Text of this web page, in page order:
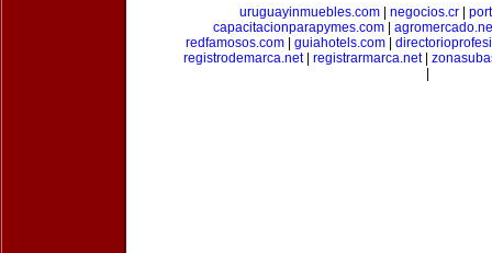
uruguayinmuebles.com| negocios.cr|
capacitacionparapymes.com
redfamosos.com| guiahotels.com|
registrodemarca.net| registrarmarca.net|